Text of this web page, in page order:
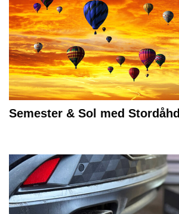
Semester & Sol med Stordåhd